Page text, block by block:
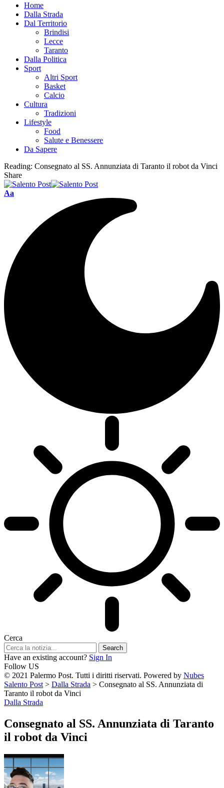
Home
Dalla Strada
Dal Territorio
Brindisi
Lecce
Taranto
Dalla Politica
Sport
Altri Sport
Basket
Calcio
Cultura
Tradizioni
Lifestyle
Food
Salute e Benessere
Da Sapere
Reading: Consegnato al SS. Annunziata di Taranto il robot da Vinci
Share
Aa
Cerca
Have an existing account? Sign In
Follow US
© 2021 Palermo Post. Tutti i diritti riservati. Powered by Nubes
Salento Post > Dalla Strada > Consegnato al SS. Annunziata di
Taranto il robot da Vinci
Dalla Strada
Consegnato al SS. Annunziata di Taranto
il robot da Vinci